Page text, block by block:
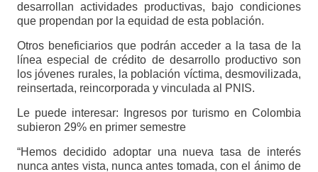
desarrollan actividades productivas, bajo condiciones
que propendan por la equidad de esta población.
Otros beneficiarios que podrán acceder a la tasa de la
línea especial de crédito de desarrollo productivo son
los jóvenes rurales, la población víctima, desmovilizada,
reinsertada, reincorporada y vinculada al PNIS.
Le puede interesar: Ingresos por turismo en Colombia
subieron 29% en primer semestre
“Hemos decidido adoptar una nueva tasa de interés
nunca antes vista, nunca antes tomada, con el ánimo de